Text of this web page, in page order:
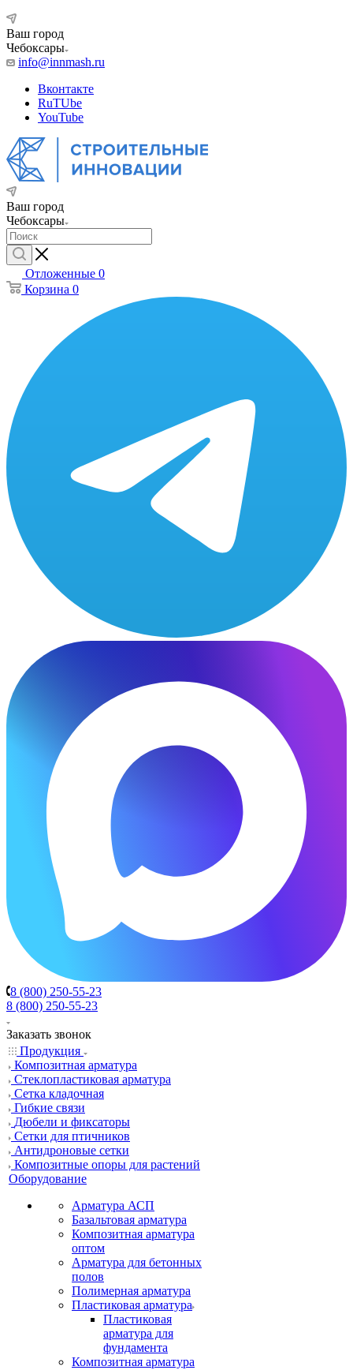
Ваш город
Чебоксары
info@innmash.ru
Вконтакте
RuTUbe
YouTube
Ваш город
Чебоксары
Отложенные 0
Корзина 0
8 (800) 250-55-23
8 (800) 250-55-23
Заказать звонок
Продукция
Композитная арматура
Cтеклопластиковая арматура
Сетка кладочная
Гибкие связи
Дюбели и фиксаторы
Сетки для птичников
Антидроновые сетки
Композитные опоры для растений
Оборудование
Арматура АСП
Базальтовая арматура
Композитная арматура
оптом
Арматура для бетонных
полов
Полимерная арматура
Пластиковая арматура
Пластиковая
арматура для
фундамента
Композитная арматура